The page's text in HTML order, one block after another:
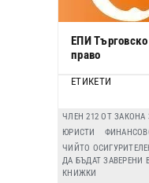
ЕПИ
право
ЕТИКЕТИ
ЧЛЕН 212 ОТ
ЮРИСТИ
ЧИЙТО
ДА БЪДАТ ЗАВЕРЕНИ
КНИЖКИ